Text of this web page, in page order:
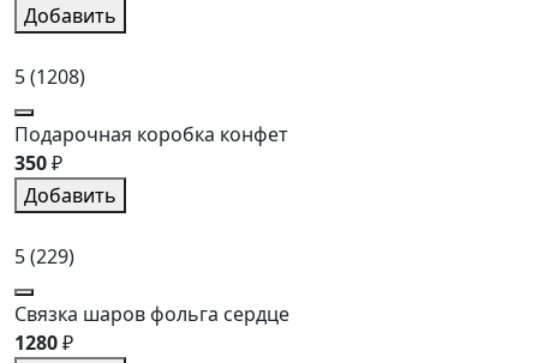
Добавить
5(1208)
Подарочная коробка конфет
350₽
Добавить
5(229)
Связка шаров фольга сердце
1280₽